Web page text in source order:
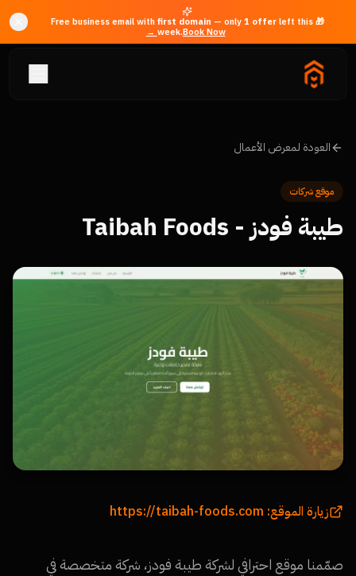
🎁 Free business email with
first domain — only 1 offerleft this
week.Book Now →
العودة لمعرض الأعمال
موقع شركات
طيبة فودز - Taibah Foods
زيارة الموقع: https://taibah-foods.com
صمّمنا موقع احترافي لشركة طيبة فودز، شركة متخصصة في